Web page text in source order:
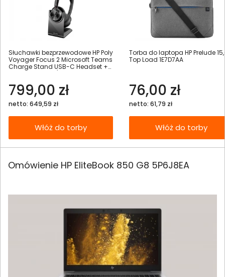
Słuchawki bezprzewodowe HP Poly
Voyager Focus 2 Microsoft Teams
Charge Stand USB-C Headset +
799,00 zł
netto: 649,59 zł
Włóż do torby
Torba do laptopa HP Prelude
Top Load 1E7D7AA
76,00 zł
netto: 61,79 zł
Włóż do torby
Omówienie HP EliteBook 850 G8 5P6J8EA